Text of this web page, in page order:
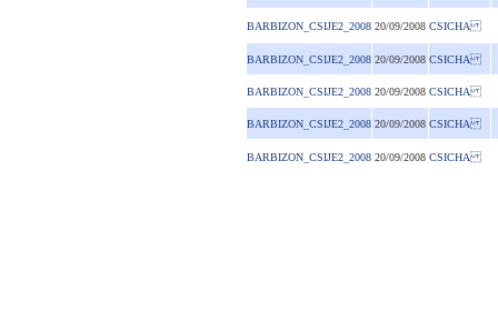
BARBIZON_CSIJE2_2008 20/09/2008 CSICHA
BARBIZON_CSIJE2_2008 20/09/2008 CSICHA
BARBIZON_CSIJE2_2008 20/09/2008 CSICHA
BARBIZON_CSIJE2_2008 20/09/2008 CSICHA
BARBIZON_CSIJE2_2008 20/09/2008 CSICHA